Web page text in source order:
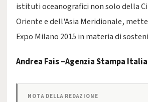
istituti oceanografici non solo della
Oriente e dell'Asia Meridionale,
Expo Milano 2015 in materia di
Andrea Fais –Agenzia Stampa Italia
NOTA DELLA REDAZIONE